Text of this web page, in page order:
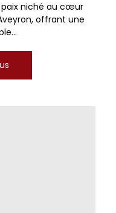
paix niché au cœur
offrant une